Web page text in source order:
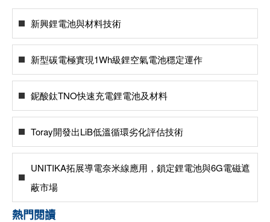
新興鋰電池與材料技術
新型碳電極實現1Wh級鋰空氣電池穩定運作
鈮酸鈦TNO快速充電鋰電池及材料
Toray開發出LiB低溫循環劣化評估技術
UNITIKA拓展導電奈米線應用，鎖定鋰電池與6G電磁遮
蔽市場
熱門閱讀